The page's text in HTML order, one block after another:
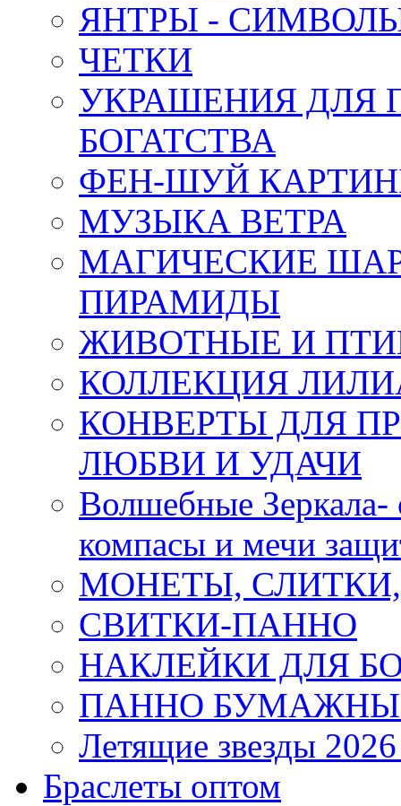
ЯНТРЫ -
ЧЕТКИ
УКРАШЕНИЯ ДЛЯ
БОГАТСТВА
ФЕН-ШУЙ
МУЗЫКА ВЕТРА
МАГИЧЕСКИЕ
ПИРАМИДЫ
ЖИВОТНЫЕ И
КОЛЛЕКЦИЯ
КОНВЕРТЫ ДЛЯ
ЛЮБВИ И УДАЧИ
Волшебные Зеркала-
компасы и мечи
МОНЕТЫ,
СВИТКИ-ПАННО
НАКЛЕЙКИ ДЛЯ
ПАННО
Летящие звезды
Браслеты оптом